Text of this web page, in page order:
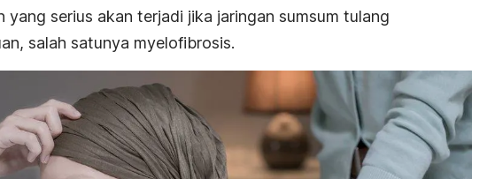
yang serius akan terjadi jika jaringan sumsum tulang
salah satunya myelofibrosis.